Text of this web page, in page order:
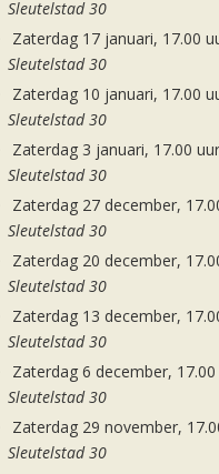
Sleutelstad 30
Zaterdag 17 januari, 17.00
Sleutelstad 30
Zaterdag 10 januari, 17.00
Sleutelstad 30
Zaterdag 3 januari, 17.00 uur
Sleutelstad 30
Zaterdag 27 december,
Sleutelstad 30
Zaterdag 20 december,
Sleutelstad 30
Zaterdag 13 december,
Sleutelstad 30
Zaterdag 6 december,
Sleutelstad 30
Zaterdag 29 november,
Sleutelstad 30